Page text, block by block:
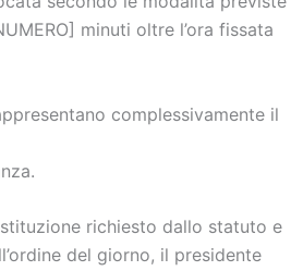
minuti oltre l’ora fissata
complessivamente il
richiesto dallo statuto e
del giorno, il presidente